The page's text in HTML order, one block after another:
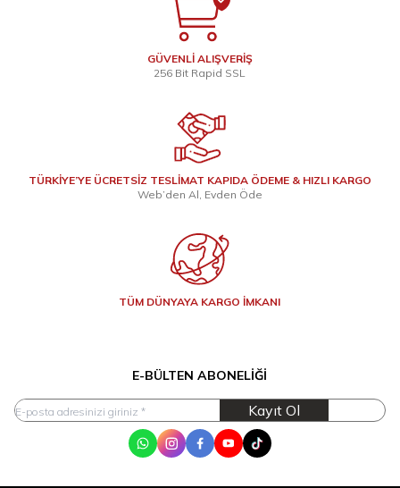
GÜVENLİ ALIŞVERİŞ
256 Bit Rapid SSL
TÜRKİYE’YE ÜCRETSİZ TESLİMAT KAPIDA ÖDEME & HIZLI KARGO
Web’den Al, Evden Öde
TÜM DÜNYAYA KARGO İMKANI
E-BÜLTEN ABONELIĞI
Kayıt Ol
WhatsApp
InstagramFacebook
YoutubeTik Tok